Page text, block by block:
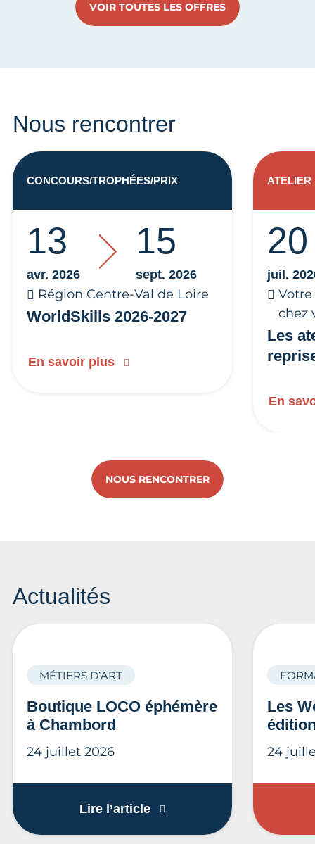
VOIR TOUTES LES OFFRES
Nous rencontrer
WorldSkills 2026-2027
13
avr. 2026
15
sept. 2026
Région Centre-Val de Loire
En savoir plus
CONCOURS/TROPHÉES/PRIX
Les
20
juil.
chez
En
ATELIER
NOUS RENCONTRER
Actualités
Boutique LOCO éphémère
à Chambord
MÉTIERS D’ART
24 juillet 2026
Lire l’articleBoutique LOCO éphémère
Les
24